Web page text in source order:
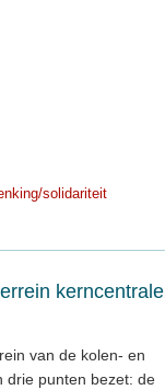
solidariteit
kerncentrale
van de kolen- en
drie punten bezet: de